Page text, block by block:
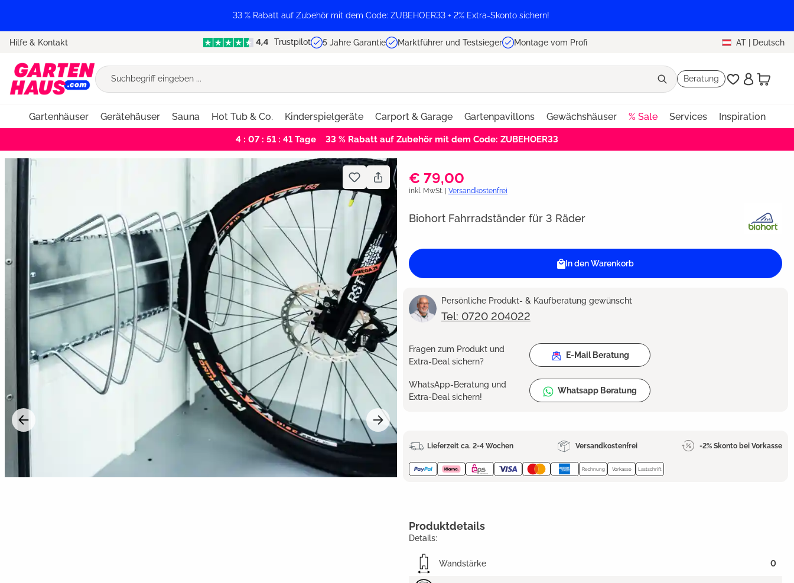
33 % Rabatt auf Zubehör mit dem Code: ZUBEHOER33 + 2% Extra-Skonto sichern!
Hilfe & Kontakt Trustpilot 5 Jahre Garantie Marktführer und Testsieger Montage vom Profi AT | Deutsch
Beratung
Gartenhäuser Gerätehäuser Sauna Hot Tub & Co. Kinderspielgeräte Carport & Garage Gartenpavillons Gewächshäuser % Sale Services Inspiration
4 : 07 : 51 : 40 Tage 33 % Rabatt auf Zubehör mit dem Code: ZUBEHOER33
Bildergalerie überspringen
€ 79,00
inkl. MwSt. | Versandkostenfrei
Biohort Fahrradständer für 3 Räder
In den Warenkorb
Persönliche Produkt- & Kaufberatung gewünscht
Tel: 0720 204022
Fragen zum Produkt und
Extra-Deal sichern?
E-Mail Beratung
WhatsApp-Beratung und
Extra-Deal sichern!
Whatsapp Beratung
Lieferzeit ca. 2-4 Wochen Versandkostenfrei -2% Skonto bei Vorkasse
Rechnung Vorkasse Lastschrift
Produktdetails
Details:
Wandstärke 0